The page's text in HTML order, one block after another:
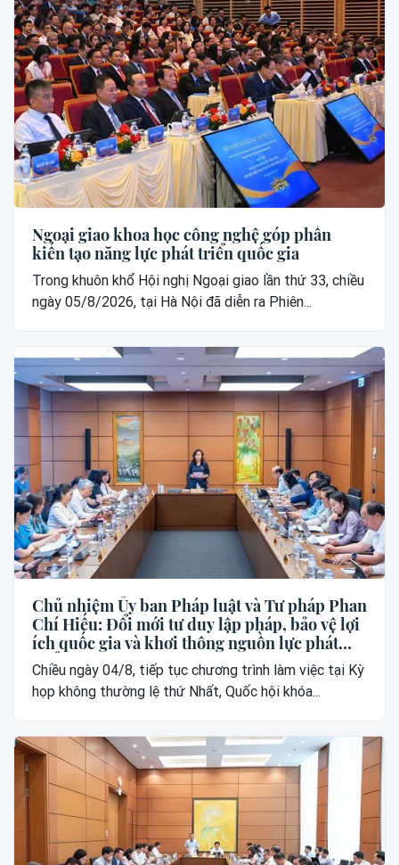
Ngoại giao khoa học công nghệ góp phần
kiến tạo năng lực phát triển quốc gia
Trong khuôn khổ Hội nghị Ngoại giao lần thứ 33, chiều
ngày 05/8/2026, tại Hà Nội đã diễn ra Phiên...
Chủ nhiệm Ủy ban Pháp luật và Tư pháp Phan
Chí Hiếu: Đổi mới tư duy lập pháp, bảo vệ lợi
ích quốc gia và khơi thông nguồn lực phát
triển
Chiều ngày 04/8, tiếp tục chương trình làm việc tại Kỳ
họp không thường lệ thứ Nhất, Quốc hội khóa...